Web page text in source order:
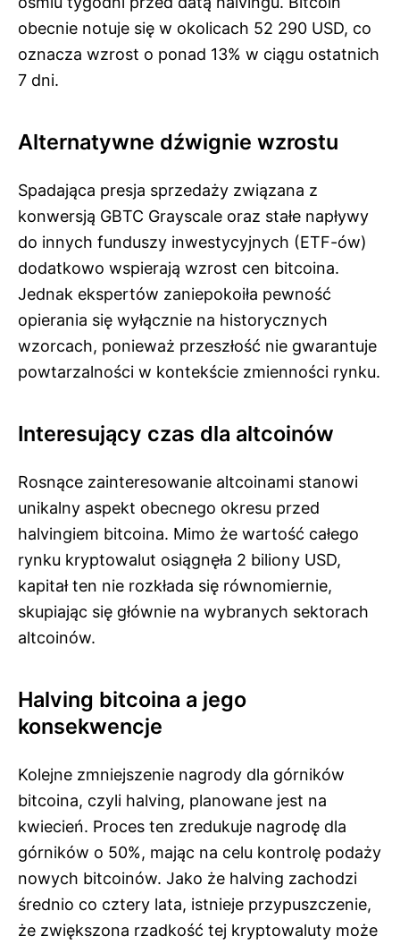
obecnie notuje się w okolicach 52 290 USD, co
oznacza wzrost o ponad 13% w ciągu ostatnich
7 dni.
Alternatywne dźwignie wzrostu
Spadająca presja sprzedaży związana z
konwersją GBTC Grayscale oraz stałe napływy
do innych funduszy inwestycyjnych (ETF-ów)
dodatkowo wspierają wzrost cen bitcoina.
Jednak ekspertów zaniepokoiła pewność
opierania się wyłącznie na historycznych
wzorcach, ponieważ przeszłość nie gwarantuje
powtarzalności w kontekście zmienności rynku.
Interesujący czas dla altcoinów
Rosnące zainteresowanie altcoinami stanowi
unikalny aspekt obecnego okresu przed
halvingiem bitcoina. Mimo że wartość całego
rynku kryptowalut osiągnęła 2 biliony USD,
kapitał ten nie rozkłada się równomiernie,
skupiając się głównie na wybranych sektorach
altcoinów.
Halving bitcoina a jego
konsekwencje
Kolejne zmniejszenie nagrody dla górników
bitcoina, czyli halving, planowane jest na
kwiecień. Proces ten zredukuje nagrodę dla
górników o 50%, mając na celu kontrolę podaży
nowych bitcoinów. Jako że halving zachodzi
średnio co cztery lata, istnieje przypuszczenie,
że zwiększona rzadkość tej kryptowaluty może